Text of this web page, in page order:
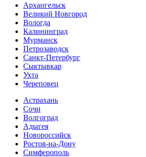
Архангельск
Великий Новгород
Вологда
Калининград
Мурманск
Петрозаводск
Санкт-Петербург
Сыктывкар
Ухта
Череповец
Астрахань
Сочи
Волгоград
Адыгея
Новороссийск
Ростов-на-Дону
Симферополь